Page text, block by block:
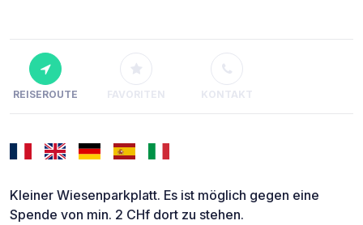
REISEROUTE FAVORITEN KONTAKT
Kleiner Wiesenparkplatt. Es ist möglich gegen eine
Spende von min. 2 CHf dort zu stehen.